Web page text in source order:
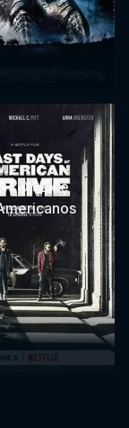
Dias de